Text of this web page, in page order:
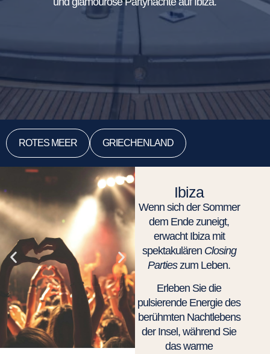
ROTES MEER GRIECHENLAND
Ibiza
Wenn sich der Sommer
dem Ende zuneigt,
erwacht Ibiza mit
spektakulären Closing
Partieszum Leben.
Erleben Sie die
pulsierende Energie des
berühmten Nachtlebens
der Insel, während Sie
das warme